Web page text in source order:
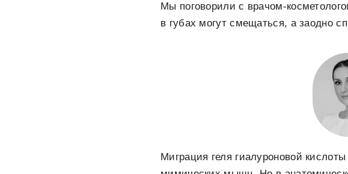
Мы поговорили с врачом-
в губах могут смещаться, а заодно
Миграция геля гиалуроновой